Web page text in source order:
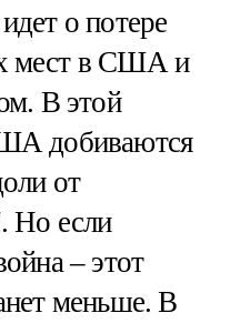
о потере
мест в США и
В этой
добиваются
от
Но если
– этот
меньше. В